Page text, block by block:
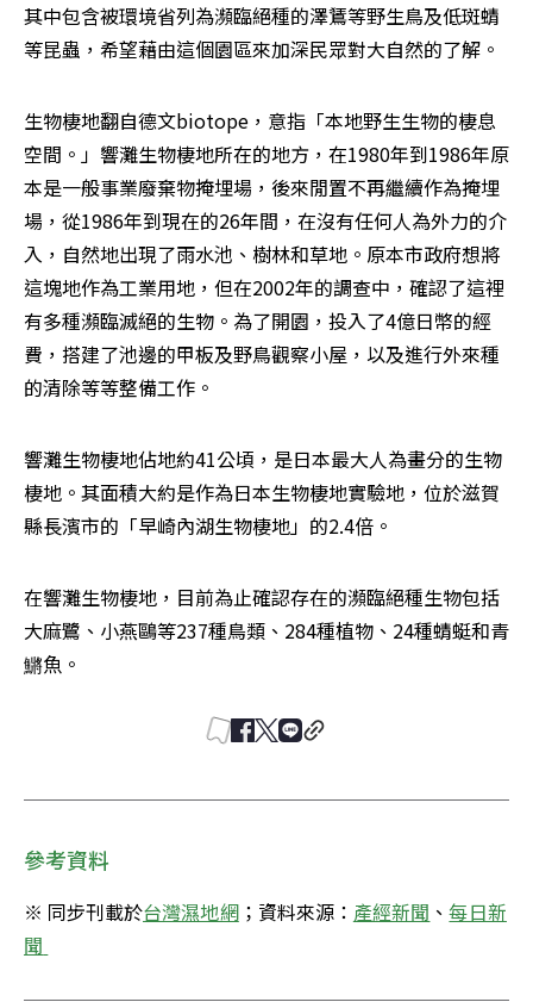
其中包含被環境省列為瀕臨絕種的澤鵟等野生鳥及低斑蜻
等昆蟲，希望藉由這個園區來加深民眾對大自然的了解。
生物棲地翻自德文biotope，意指「本地野生生物的棲息
空間。」響灘生物棲地所在的地方，在1980年到1986年原
本是一般事業廢棄物掩埋場，後來閒置不再繼續作為掩埋
場，從1986年到現在的26年間，在沒有任何人為外力的介
入，自然地出現了雨水池、樹林和草地。原本市政府想將
這塊地作為工業用地，但在2002年的調查中，確認了這裡
有多種瀕臨滅絕的生物。為了開園，投入了4億日幣的經
費，搭建了池邊的甲板及野鳥觀察小屋，以及進行外來種
的清除等等整備工作。
響灘生物棲地佔地約41公頃，是日本最大人為畫分的生物
棲地。其面積大約是作為日本生物棲地實驗地，位於滋賀
縣長濱市的「早崎內湖生物棲地」的2.4倍。
在響灘生物棲地，目前為止確認存在的瀕臨絕種生物包括
大麻鷺、小燕鷗等237種鳥類、284種植物、24種蜻蜓和青
鱂魚。
參考資料
※ 同步刊載於台灣濕地網；資料來源： 產經新聞 、每日新
聞